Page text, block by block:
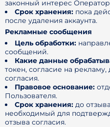
законный интерес
Срок хранения: пока
после удаления аккаунта.
Рекламные сообщения
Цель обработки:
сообщений.
Какие данные
токен, согласие на
согласия.
Правовое основание:
Пользователя.
Срок хранения: до
необходимый для
отзыва согласия.